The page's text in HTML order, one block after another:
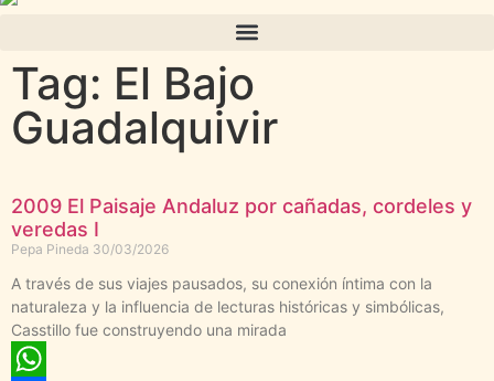
Tag: El Bajo
Guadalquivir
2009 El Paisaje Andaluz por cañadas, cordeles y
veredas I
Pepa Pineda 30/03/2026
A través de sus viajes pausados, su conexión íntima con la
naturaleza y la influencia de lecturas históricas y simbólicas,
Casstillo fue construyendo una mirada